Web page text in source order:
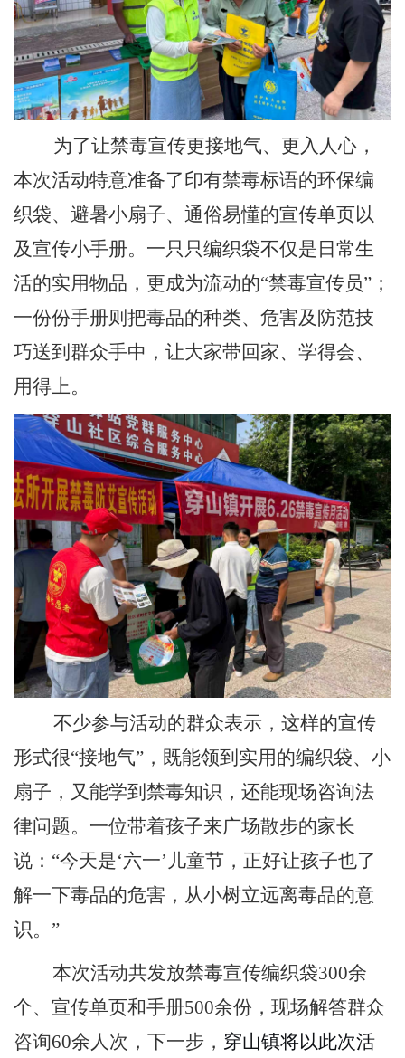
为了让禁毒宣传更接地气、更入人心，
本次活动特意准备了印有禁毒标语的环保编
织袋、 避暑小扇子、 通俗易懂的宣传单页以
及宣传小手册。一只只编织袋不仅是日常生
活的实用物品，更成为流动的“禁毒宣传员” ；
一份份手册则把毒品的种类、危害及防范技
巧送到群众手中，让大家带回家、学得会、
用得上。
不少参与活动的群众表示，这样的宣传
形式很“接地气” ， 既能领到实用的编织袋、 小
扇子 ，又能学到禁毒知识，还能现场咨询法
律问题。一位带着孩子来广场散步的家长
说： “今天是‘六一’ 儿童节，正好让孩子也了
解一下毒品的危害，从小树立远离毒品的意
识。 ”
本次活动共发放禁毒宣传编织袋300余
个、宣传单页和手册500余份，现场解答群众
咨询60余人次， 下一步， 穿山镇将以此次活